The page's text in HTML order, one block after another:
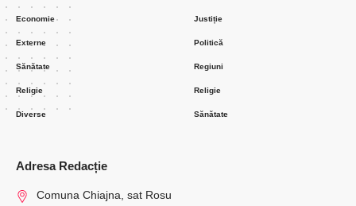
Economie
Externe
Sănătate
Religie
Diverse
Justiție
Politică
Regiuni
Religie
Sănătate
Adresa Redacție
Comuna Chiajna, sat Rosu